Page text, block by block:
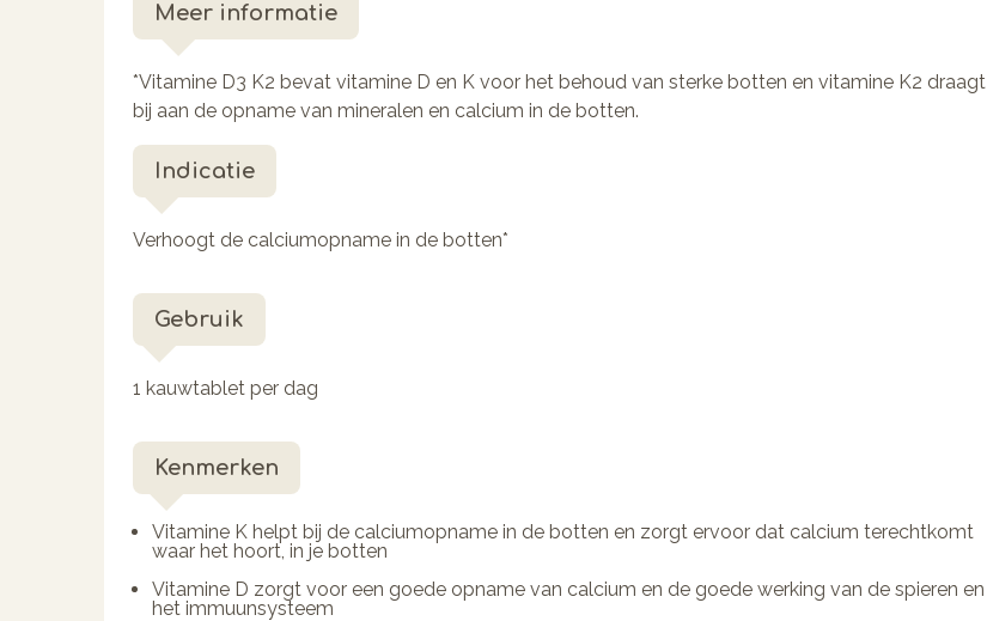
Meer informatie
*Vitamine D3 K2 bevat vitamine D en K voor het behoud van sterke botten en vitamine K2 draagt
bij aan de opname van mineralen en calcium in de botten.
Indicatie
Verhoogt de calciumopname in de botten*
Gebruik
1 kauwtablet per dag
Kenmerken
Vitamine K helpt bij de calciumopname in de botten en zorgt ervoor dat calcium terechtkomt
waar het hoort, in je botten
Vitamine D zorgt voor een goede opname van calcium en de goede werking van de spieren en
het immuunsysteem